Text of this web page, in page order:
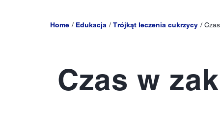
Home Edukacja Trójkąt leczenia cukrzycy
Czas w